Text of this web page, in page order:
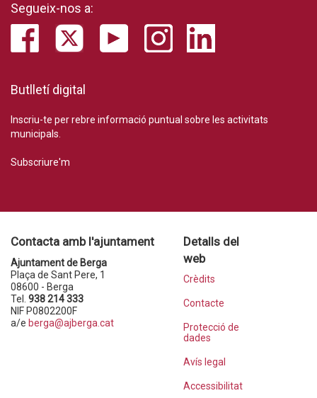
Segueix-nos a:
Butlletí digital
Inscriu-te per rebre informació puntual sobre les activitats
municipals.
Subscriure'm
Contacta amb l'ajuntament
Ajuntament de Berga
Plaça de Sant Pere, 1
08600 - Berga
Tel. 938 214 333
NIF P0802200F
a/e berga@ajberga.cat
Detalls del
web
Crèdits
Contacte
Protecció de
dades
Avís legal
Accessibilitat